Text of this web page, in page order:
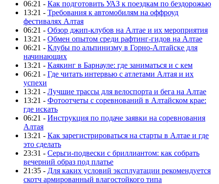
06:21 - Как подготовить УАЗ к поездкам по бездорожью
13:21 - Требования к автомобилям на оффроуд
фестивалях Алтая
06:21 - Обзор джип-клубов на Алтае и их мероприятия
13:21 - Обмен опытом среди рафтинг-гидов на Алтае
06:21 - Клубы по альпинизму в Горно-Алтайске для
начинающих
13:21 - Каякинг в Барнауле: где заниматься и с кем
06:21 - Где читать интервью с атлетами Алтая и их
успехи
13:21 - Лучшие трассы для велоспорта и бега на Алтае
13:21 - Фотоотчеты с соревнований в Алтайском крае:
где искать
06:21 - Инструкция по подаче заявки на соревнования
Алтая
13:21 - Как зарегистрироваться на старты в Алтае и где
это сделать
23:31 - Серьги-подвески с бриллиантом: как собрать
вечерний образ под платье
21:35 - Для каких условий эксплуатации рекомендуется
скотч армированный влагостойкого типа